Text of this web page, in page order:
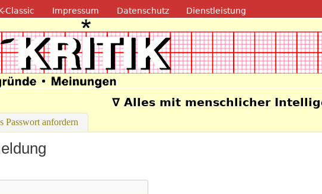
Direkt zum Inhalt
Classic Impressum Datenschutz Dienstleistung
∇ Alles mit menschlicher
Passwort anfordern